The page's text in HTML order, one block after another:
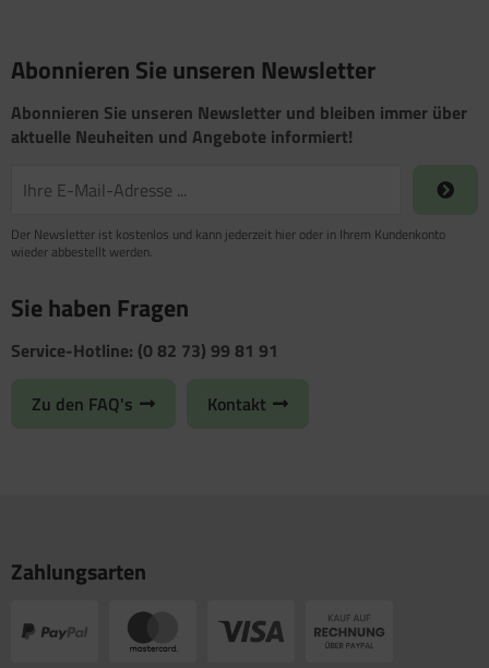
Abonnieren Sie unseren Newsletter
Abonnieren Sie unseren Newsletter und bleiben immer über
aktuelle Neuheiten und Angebote informiert!
Der Newsletter ist kostenlos und kann jederzeit hier oder in Ihrem Kundenkonto
wieder abbestellt werden.
Sie haben Fragen
Service-Hotline: (0 82 73) 99 81 91
Zu den FAQ's Kontakt
Zahlungsarten